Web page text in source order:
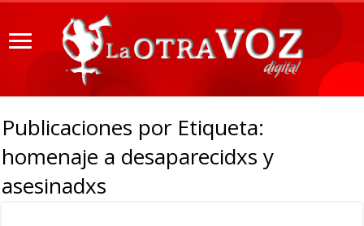
Publicaciones por Etiqueta:
homenaje a desaparecidxs y
asesinadxs